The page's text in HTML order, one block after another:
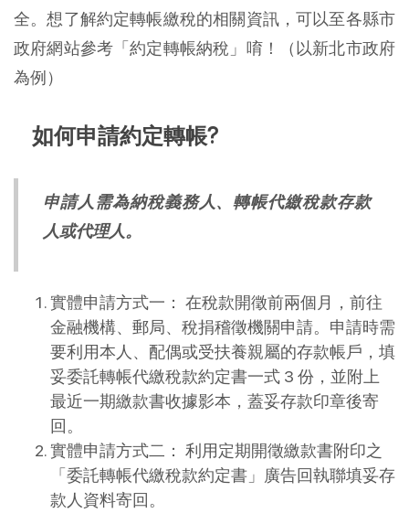
全。想了解約定轉帳繳稅的相關資訊，可以至各縣市
政府網站參考「約定轉帳納稅」唷！（以新北市政府
為例）
如何申請約定轉帳?
申請人需為納稅義務人、轉帳代繳稅款存款
人或代理人。
實體申請方式一： 在稅款開徵前兩個月，前往
金融機構、郵局、稅捐稽徵機關申請。申請時需
要利用本人、配偶或受扶養親屬的存款帳戶，填
妥委託轉帳代繳稅款約定書一式 3 份，並附上
最近一期繳款書收據影本，蓋妥存款印章後寄
回。
實體申請方式二： 利用定期開徵繳款書附印之
「委託轉帳代繳稅款約定書」廣告回執聯填妥存
款人資料寄回。